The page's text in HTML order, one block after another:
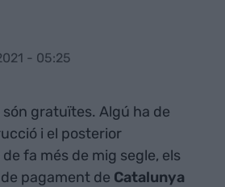
- 05:25
són gratuïtes. Algú ha de
i el posterior
fa més de mig segle, els
pagament de Catalunya